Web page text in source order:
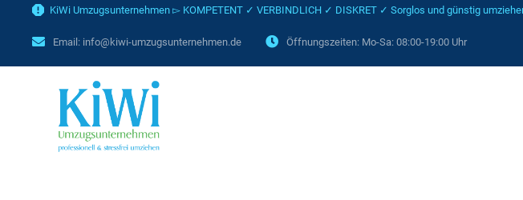
KiWi Umzugsunternehmen ▻ KOMPETENT ✓ VERBINDLICH ✓ DISKRET ✓ Sorglos und günstig
Email: info@kiwi-umzugsunternehmen.de Öffnungszeiten: Mo-Sa: 08:00-19:00 Uhr